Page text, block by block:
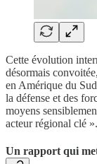
Cette évolution
désormais
en Amérique du
la défense et des
moyens
acteur régional clé ».
Un rapport qui